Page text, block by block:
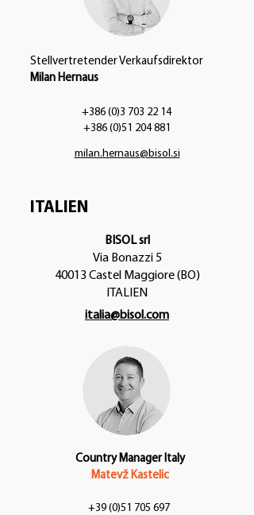
Stellvertretender Verkaufsdirektor
Milan Hernaus
+386 (0)3 703 22 14
+386 (0)51 204 881
milan.hernaus@bisol.si
ITALIEN
BISOL srl
Via Bonazzi 5
40013 Castel Maggiore (BO)
ITALIEN
italia@bisol.com
Country Manager Italy
Matevž Kastelic
+39 (0)51 705 697